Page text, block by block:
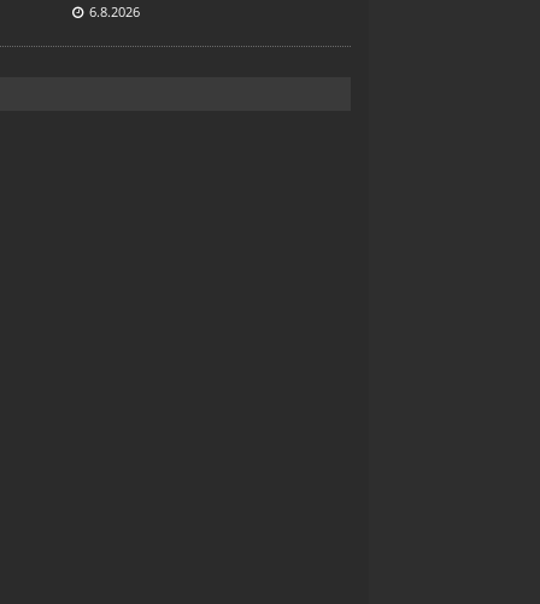
6.8.2026